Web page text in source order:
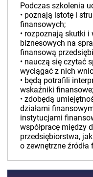
Podczas szkolenia
• poznają istotę i
finansowych;
• rozpoznają skutki i
biznesowych na
finansową
• nauczą się czytać
wyciągać z nich
• będą potrafili
wskaźniki finansowe;
• zdobędą
działami
instytucjami
współpracę między
przedsiębiorstwa,
o zewnętrzne